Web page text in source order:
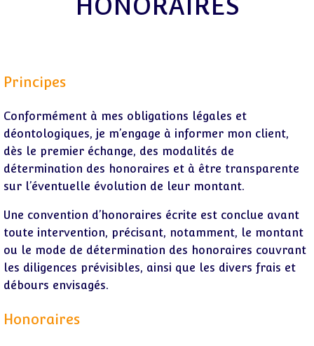
Principes
Conformément à mes obligations légales et
déontologiques, je m’engage à informer mon client,
dès le premier échange, des modalités de
détermination des honoraires et à être transparente
sur l’éventuelle évolution de leur montant.
Une convention d’honoraires écrite est conclue avant
toute intervention, précisant, notamment, le montant
ou le mode de détermination des honoraires couvrant
les diligences prévisibles, ainsi que les divers frais et
débours envisagés.
Honoraires